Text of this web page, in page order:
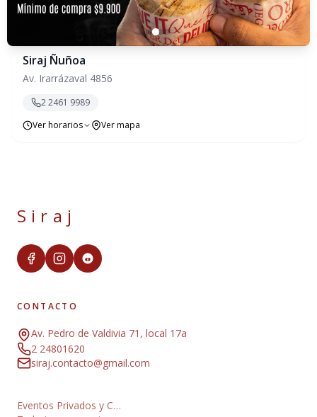
Siraj Ñuñoa
Av. Irarrázaval 4856
2 2461 9989
Ver horarios
Ver mapa
Siraj
CONTACTO
Av. Pedro de Valdivia 71, local 17a
2 24801620
siraj.contacto@gmail.com
Eventos Privados y C…